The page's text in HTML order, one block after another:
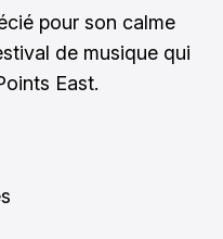
pour son calme
de musique qui
East.